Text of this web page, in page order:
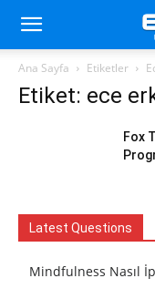
Ana Sayfa Etiketler
Etiket: ece
Fox
Latest Questions
Mindfulness Nasıl